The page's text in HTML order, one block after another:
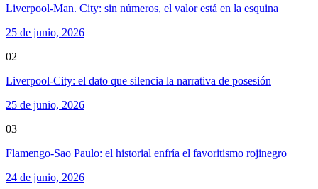
Liverpool-Man. City: sin números, el valor está en la esquina
25 de junio, 2026
02
Liverpool-City: el dato que silencia la narrativa de posesión
25 de junio, 2026
03
Flamengo-Sao Paulo: el historial enfría el favoritismo rojinegro
24 de junio, 2026